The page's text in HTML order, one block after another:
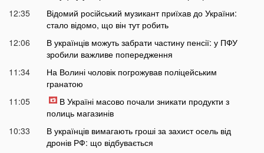
12:35
Відомий російський музикант приїхав до України:
стало відомо, що він тут робить
12:06
В українців можуть забрати частину пенсії: у ПФУ
зробили важливе попередження
11:34
На Волині чоловік погрожував поліцейським
гранатою
11:05
В Україні масово почали зникати продукти з
полиць магазинів
10:33
В українців вимагають гроші за захист осель від
дронів РФ: що відбувається